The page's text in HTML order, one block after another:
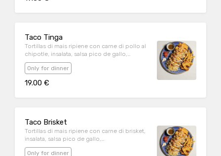
Taco Tinga
Tortillas di mais ripiene con carne di pollo al
chipotle, insalata, salsa pico de gallo,
guacamole/avocado, panna acida e
formaggio.
Only for dinner
19.00 €
Taco Brisket
Tortillas di mais ripiene con carne di brisket,
insalata, salsa pico de gallo,
guacamole/avocado, panna acida e
formaggio.
Only for dinner